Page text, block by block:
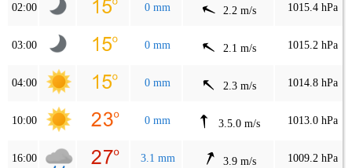
02:00 0 mm 2.2 m/s 1015.4 hPa
03:00 0 mm 2.1 m/s 1015.2 hPa
04:00 0 mm 2.3 m/s 1014.8 hPa
10:00 0 mm 3.5.0 m/s 1013.0 hPa
16:00 3.1 mm 3.9 m/s 1009.2 hPa